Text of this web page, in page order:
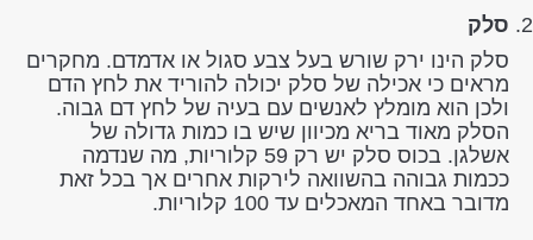
סלק
סלק הינו ירק שורש בעל צבע סגול או אדמדם. מחקרים
מראים כי אכילה של סלק יכולה להוריד את לחץ הדם
ולכן הוא מומלץ לאנשים עם בעיה של לחץ דם גבוה.
הסלק מאוד בריא מכיוון שיש בו כמות גדולה של
אשלגן. בכוס סלק יש רק 59 קלוריות, מה שנדמה
ככמות גבוהה בהשוואה לירקות אחרים אך בכל זאת
מדובר באחד המאכלים עד 100 קלוריות.